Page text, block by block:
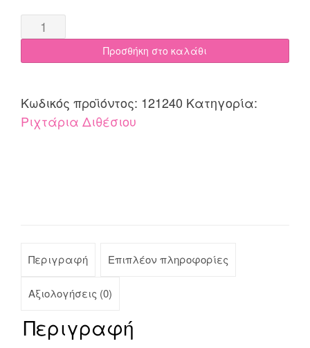
Ριχτάρι
διθέσιου
170x240
ROMBO
γκρεζ
quantity
Προσθήκη στο καλάθι
Κωδικός προϊόντος: 121240 Κατηγορία:
Ριχτάρια Διθέσιου
Περιγραφή Επιπλέον πληροφορίες
Αξιολογήσεις (0)
Περιγραφή